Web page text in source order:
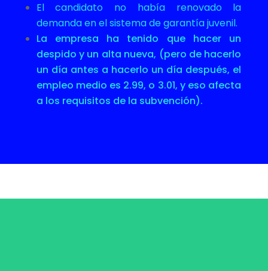
El candidato no había renovado la
demanda en el sistema de garantía juvenil.
La empresa ha tenido que hacer un
despido y un alta nueva, (pero de hacerlo
un día antes a hacerlo un día después, el
empleo medio es 2.99, o 3.01, y eso afecta
a los requisitos de la subvención).